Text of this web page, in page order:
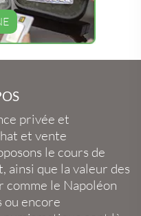
privée et
et vente
le cours de
, ainsi que la valeur des
comme le Napoléon
ou encore